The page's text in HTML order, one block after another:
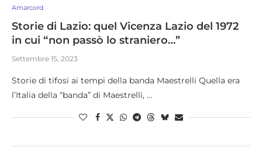
Amarcord
Storie di Lazio: quel Vicenza Lazio del 1972
in cui “non passò lo straniero…”
Settembre 15, 2023
Storie di tifosi ai tempi della banda Maestrelli Quella era
l’Italia della “banda” di Maestrelli, …